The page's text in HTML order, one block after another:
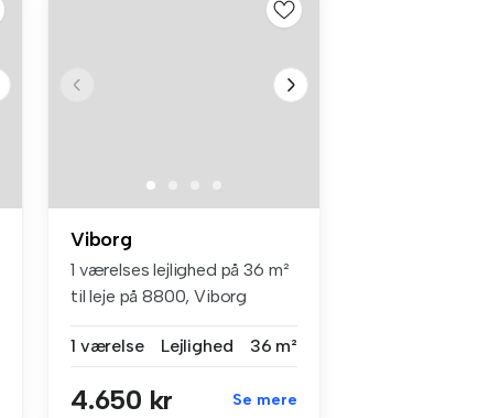
Viborg
1 værelses lejlighed på 36 m²
til leje på 8800, Viborg
1 værelse Lejlighed 36 m²
4.650 kr Se mere